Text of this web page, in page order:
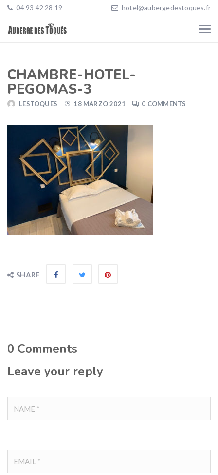
04 93 42 28 19 hotel@aubergedestoques.fr
CHAMBRE-HOTEL-
PEGOMAS-3
LESTOQUES 18 MARZO 2021 0 COMMENTS
SHARE
0 Comments
Leave your reply